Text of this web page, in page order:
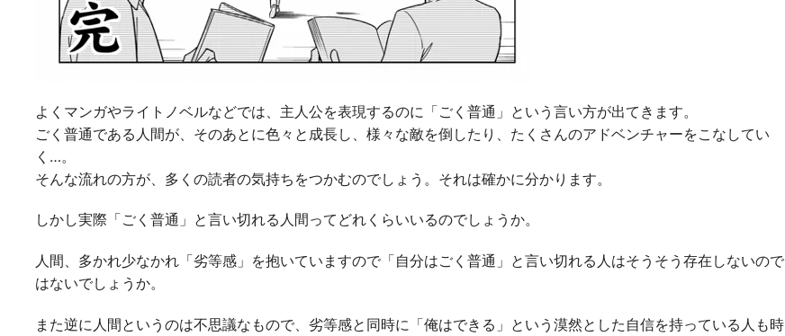
よくマンガやライトノベルなどでは、主人公を表現するのに「ごく普通」という言い方が出てきます。
ごく普通である人間が、そのあとに色々と成長し、様々な敵を倒したり、たくさんのアドベンチャーをこなしてい
く…。
そんな流れの方が、多くの読者の気持ちをつかむのでしょう。それは確かに分かります。
しかし実際「ごく普通」と言い切れる人間ってどれくらいいるのでしょうか。
人間、多かれ少なかれ「劣等感」を抱いていますので「自分はごく普通」と言い切れる人はそうそう存在しないので
はないでしょうか。
また逆に人間というのは不思議なもので、劣等感と同時に「俺はできる」という漠然とした自信を持っている人も時